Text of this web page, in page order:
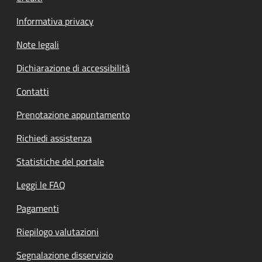
Informativa privacy
Note legali
Dichiarazione di accessibilità
Contatti
Prenotazione appuntamento
Richiedi assistenza
Statistiche del portale
Leggi le FAQ
Pagamenti
Riepilogo valutazioni
Segnalazione disservizio